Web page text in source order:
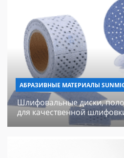
АБРАЗИВНЫЕ МАТЕРИАЛЫ
Шлифовальные диски,
для качественной